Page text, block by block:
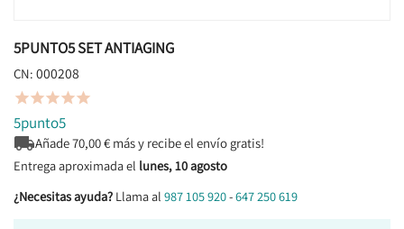
5PUNTO5 SET ANTIAGING
CN: 000208

5punto5
Añade70,00€ más y recibe el envío gratis!
Entrega aproximada el lunes, 10 agosto
¿Necesitas ayuda? Llama al 987 105 920-647 250 619